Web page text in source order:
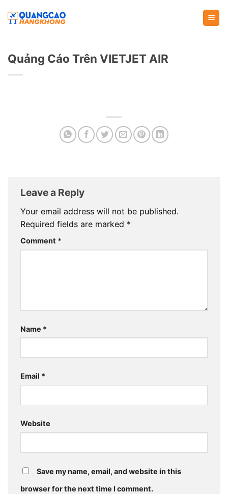
Quảng Cáo Trên VIETJET AIR
Leave a Reply
Your email address will not be published.
Required fields are marked *
Comment *
Name *
Email *
Website
Save my name, email, and website in this
browser for the next time I comment.